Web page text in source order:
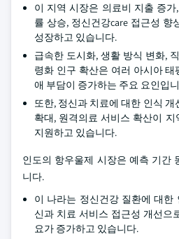
이 지역 시장은 의료비 지출 증
률 상승, 정신건강care 접근성 향
성장하고 있습니다.
급속한 도시화, 생활 방식 변화,
령화 인구 확산은 여러 아시아
애 부담이 증가하는 주요 요인입
또한, 정신과 치료에 대한 인식 개
확대, 원격의료 서비스 확산이
지원하고 있습니다.
인도의 항우울제 시장은 예측 기간
니다.
이 나라는 정신건강 질환에 대한
신과 치료 서비스 접근성 개선으
요가 증가하고 있습니다.